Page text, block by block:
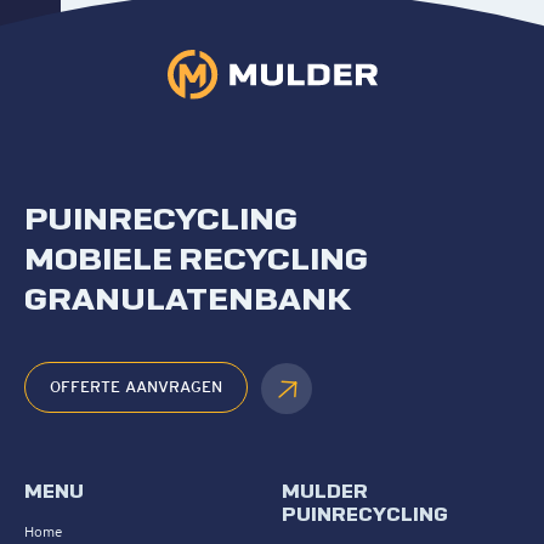
PUINRECYCLING
MOBIELE RECYCLING
GRANULATENBANK
OFFERTE AANVRAGEN
MENU
Home
MULDER
PUINRECYCLING